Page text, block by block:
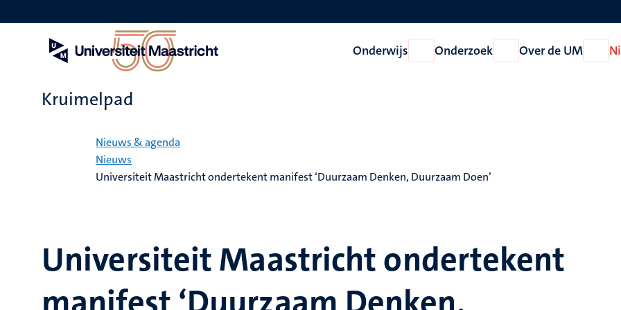
en
Onderwijs
Open
Onderwijs
Onderzoek
Open
Onderzoek
Over de UM
Open
Over
Kruimelpad
Nieuws & agenda
Nieuws
Universiteit Maastricht ondertekent manifest ‘Duurzaam Denken, Duurzaam Doen’
Universiteit Maastricht ondertekent